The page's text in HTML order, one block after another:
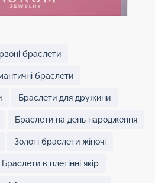
браслети
браслети
Браслети для дружини
Браслети на день народження
Золоті браслети жіночі
Браслети в плетінні якір